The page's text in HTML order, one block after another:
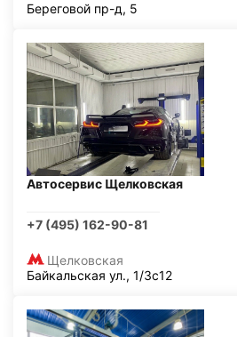
Береговой пр-д, 5
Автосервис Щелковская
+7 (495) 162-90-81
Щелковская
Байкальская ул., 1/3с12